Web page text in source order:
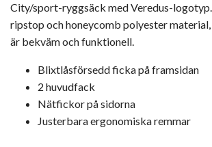
City/sport-ryggsäck med Veredus-
ripstop och honeycomb polyester
är bekväm och funktionell.
Blixtlåsförsedd ficka på framsidan
2 huvudfack
Nätfickor på sidorna
Justerbara ergonomiska remmar